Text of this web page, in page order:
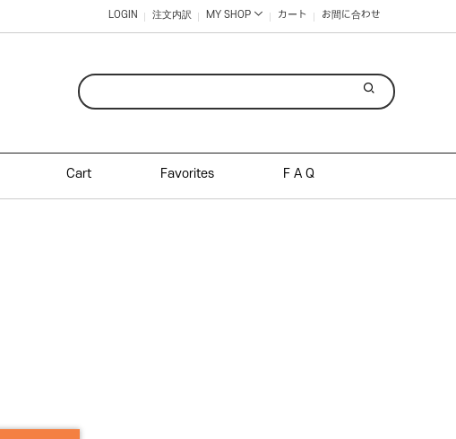
LOGIN 注文内訳 MY SHOP カート お間に合わせ
Cart Favorites F A Q